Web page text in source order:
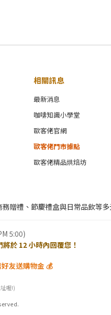
相關訊息
最新消息
咖啡知識小學堂
歐客佬官網
歐客佬門市據點
歐客佬精品烘焙坊
贈禮、節慶禮盒與日常品飲等
5:00)
於 12 小時內回覆您！
好友送購物金 💰
喔!)